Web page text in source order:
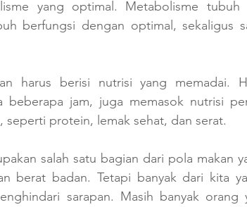
yang optimal. Metabolisme
berfungsi dengan optimal, sekaligus
harus berisi nutrisi yang memadai.
beberapa jam, juga memasok nutrisi
seperti protein, lemak sehat, dan serat.
salah satu bagian dari pola makan
berat badan. Tetapi banyak dari kita
sarapan. Masih banyak